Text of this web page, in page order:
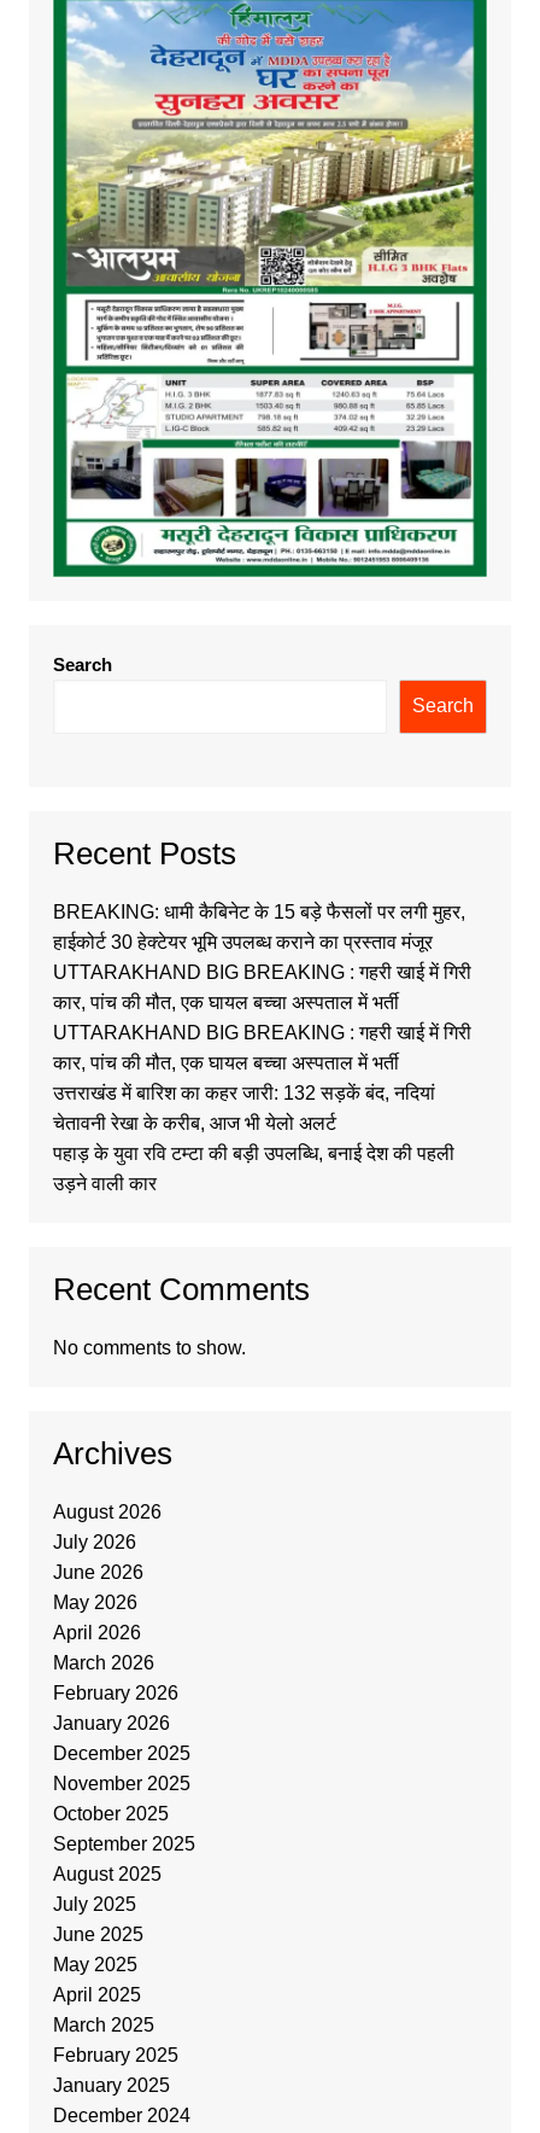
Search
Search
Recent Posts
BREAKING: धामी कैबिनेट के 15 बड़े फैसलों पर लगी मुहर,
हाईकोर्ट 30 हेक्टेयर भूमि उपलब्ध कराने का प्रस्ताव मंजूर
UTTARAKHAND BIG BREAKING : गहरी खाई में गिरी
कार, पांच की मौत, एक घायल बच्चा अस्पताल में भर्ती
UTTARAKHAND BIG BREAKING : गहरी खाई में गिरी
कार, पांच की मौत, एक घायल बच्चा अस्पताल में भर्ती
उत्तराखंड में बारिश का कहर जारी: 132 सड़कें बंद, नदियां
चेतावनी रेखा के करीब, आज भी येलो अलर्ट
पहाड़ के युवा रवि टम्टा की बड़ी उपलब्धि, बनाई देश की पहली
उड़ने वाली कार
Recent Comments
No comments to show.
Archives
August 2026
July 2026
June 2026
May 2026
April 2026
March 2026
February 2026
January 2026
December 2025
November 2025
October 2025
September 2025
August 2025
July 2025
June 2025
May 2025
April 2025
March 2025
February 2025
January 2025
December 2024